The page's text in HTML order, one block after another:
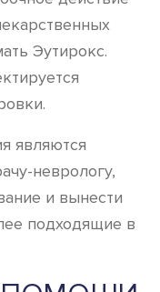
Эутирокс.
являются
неврологу,
и вынести
подходящие в